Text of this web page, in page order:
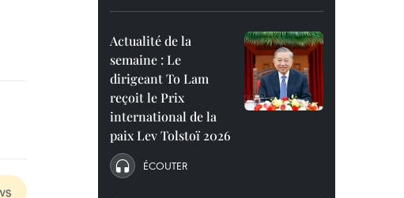
Actualité de la
semaine : Le
dirigeant To Lam
reçoit le Prix
international de la
paix Lev Tolstoï 2026
ÉCOUTER